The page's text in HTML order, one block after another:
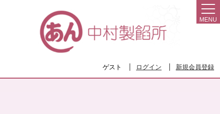
ゲスト ログイン 新規会員登録
MENU